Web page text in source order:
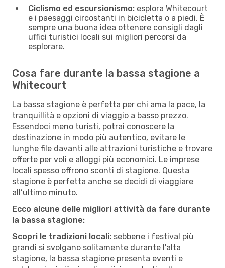
Ciclismo ed escursionismo: esplora Whitecourt
e i paesaggi circostanti in bicicletta o a piedi. È
sempre una buona idea ottenere consigli dagli
uffici turistici locali sui migliori percorsi da
esplorare.
Cosa fare durante la bassa stagione a
Whitecourt
La bassa stagione è perfetta per chi ama la pace, la
tranquillità e opzioni di viaggio a basso prezzo.
Essendoci meno turisti, potrai conoscere la
destinazione in modo più autentico, evitare le
lunghe file davanti alle attrazioni turistiche e trovare
offerte per voli e alloggi più economici. Le imprese
locali spesso offrono sconti di stagione. Questa
stagione è perfetta anche se decidi di viaggiare
all’ultimo minuto.
Ecco alcune delle migliori attività da fare durante
la bassa stagione:
Scopri le tradizioni locali: sebbene i festival più
grandi si svolgano solitamente durante l'alta
stagione, la bassa stagione presenta eventi e